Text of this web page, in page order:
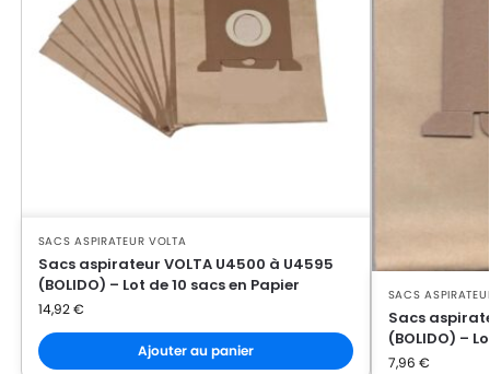
SACS ASPIRATEUR VOLTA
Sacs aspirateur VOLTA U4500 à U4595
(BOLIDO) – Lot de 10 sacs en Papier
14,92€
Ajouter au panier
SACS
Sacs
(BOLIDO) –
7,96 €